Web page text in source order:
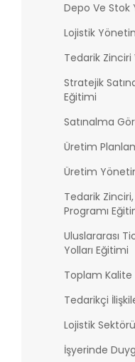
Depo Ve
Lojistik
Tedarik
Stratejik
Eğitimi
Satınalma
Üretim
Üretim
Tedarik
Programı
Uluslararası
Yolları Eğitimi
Toplam
Tedarikçi
Lojistik
İşyerinde